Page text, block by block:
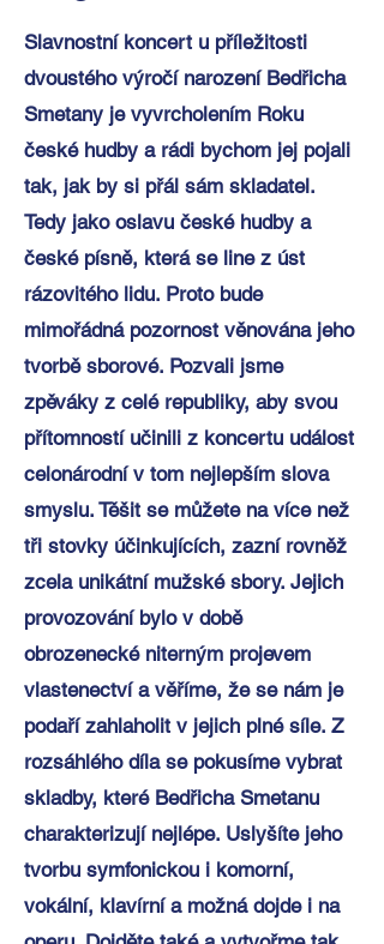
Slavnostní koncert u příležitosti
dvoustého výročí narození Bedřicha
Smetany je vyvrcholením Roku
české hudby a rádi bychom jej pojali
tak, jak by si přál sám skladatel.
Tedy jako oslavu české hudby a
české písně, která se line z úst
rázovitého lidu. Proto bude
mimořádná pozornost věnována jeho
tvorbě sborové. Pozvali jsme
zpěváky z celé republiky, aby svou
přítomností učinili z koncertu událost
celonárodní v tom nejlepším slova
smyslu. Těšit se můžete na více než
tři stovky účinkujících, zazní rovněž
zcela unikátní mužské sbory. Jejich
provozování bylo v době
obrozenecké niterným projevem
vlastenectví a věříme, že se nám je
podaří zahlaholit v jejich plné síle. Z
rozsáhlého díla se pokusíme vybrat
skladby, které Bedřicha Smetanu
charakterizují nejlépe. Uslyšíte jeho
tvorbu symfonickou i komorní,
vokální, klavírní a možná dojde i na